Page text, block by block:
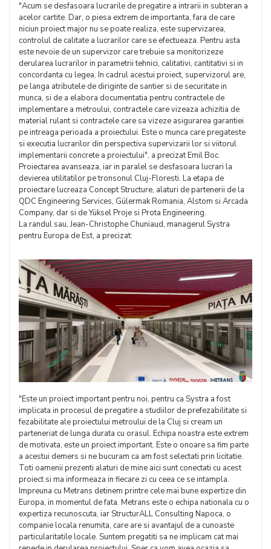
"Acum se desfasoara lucrarile de pregatire a intrarii in subteran a
acelor cartite. Dar, o piesa extrem de importanta, fara de care
niciun proiect major nu se poate realiza, este supervizarea,
controlul de calitate a lucrarilor care se efectueaza. Pentru asta
este nevoie de un supervizor care trebuie sa monitorizeze
derularea lucrarilor in parametrii tehnici, calitativi, cantitativi si in
concordanta cu legea. In cadrul acestui proiect, supervizorul are,
pe langa atributele de diriginte de santier si de securitate in
munca, si de a elabora documentatia pentru contractele de
implementare a metroului, contractele care vizeaza achizitia de
material rulant si contractele care sa vizeze asigurarea garantiei
pe intreaga perioada a proiectului. Este o munca care pregateste
si executia lucrarilor din perspectiva supervizarii lor si viitorul
implementarii concrete a proiectului", a precizat Emil Boc.
Proiectarea avanseaza, iar in paralel se desfasoara lucrari la
devierea utilitatilor pe tronsonul Cluj-Floresti. La etapa de
proiectare lucreaza Concept Structure, alaturi de partenerii de la
QDC Engineering Services, Gülermak Romania, Alstom si Arcada
Company, dar si de Yüksel Proje si Prota Engineering.
La randul sau, Jean-Christophe Chuniaud, managerul Systra
pentru Europa de Est, a precizat:
"Este un proiect important pentru noi, pentru ca Systra a fost
implicata in procesul de pregatire a studiilor de prefezabilitate si
fezabilitate ale proiectului metroului de la Cluj si cream un
parteneriat de lunga durata cu orasul. Echipa noastra este extrem
de motivata, este un proiect important. Este o onoare sa fim parte
a acestui demers si ne bucuram ca am fost selectati prin licitatie.
Toti oamenii prezenti alaturi de mine aici sunt conectati cu acest
proiect si ma informeaza in fiecare zi cu ceea ce se intampla.
Impreuna cu Metrans detinem printre cele mai bune expertize din
Europa, in momentul de fata. Metrans este o echipa nationala cu o
expertiza recunoscuta, iar StructurALL Consulting Napoca, o
companie locala renumita, care are si avantajul de a cunoaste
particularitatile locale. Suntem pregatiti sa ne implicam cat mai